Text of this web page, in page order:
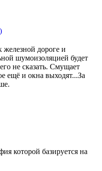
дороге и
шумоизоляцией будет
не сказать. Смущает
ещё и окна выходят...За
которой базируется на